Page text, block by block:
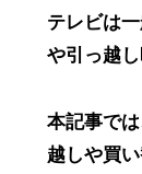
テレビは
や引っ越
本記事で
越しや買